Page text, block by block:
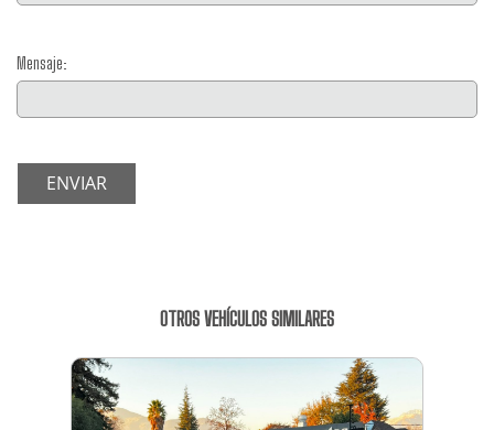
Mensaje:
ENVIAR
OTROS VEHÍCULOS SIMILARES